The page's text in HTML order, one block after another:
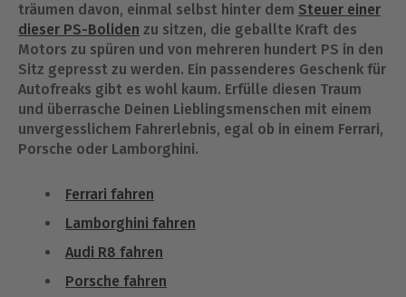
träumen davon, einmal selbst hinter dem Steuer einer
dieser PS-Boliden zu sitzen, die geballte Kraft des
Motors zu spüren und von mehreren hundert PS in den
Sitz gepresst zu werden. Ein passenderes Geschenk für
Autofreaks gibt es wohl kaum. Erfülle diesen Traum
und überrasche Deinen Lieblingsmenschen mit einem
unvergesslichem Fahrerlebnis, egal ob in einem Ferrari,
Porsche oder Lamborghini.
Ferrari fahren
Lamborghini fahren
Audi R8 fahren
Porsche fahren